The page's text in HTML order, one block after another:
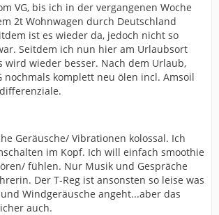
VG, bis ich in der vergangenen Woche
2t Wohnwagen durch Deutschland
ist es wieder da, jedoch nicht so
Seitdem ich nun hier am Urlaubsort
wird wieder besser. Nach dem Urlaub,
nochmals komplett neu ölen incl. Amsoil
Geräusche/ Vibrationen kolossal. Ich
im Kopf. Ich will einfach smoothie
fühlen. Nur Musik und Gespräche
Der T-Reg ist ansonsten so leise was
Windgeräusche angeht...aber das
auch.